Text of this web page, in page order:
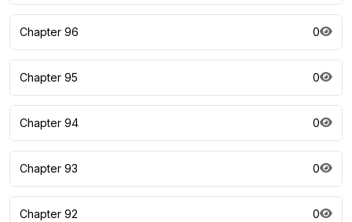
Chapter 96 0
Chapter 95 0
Chapter 94 0
Chapter 93 0
Chapter 92 0